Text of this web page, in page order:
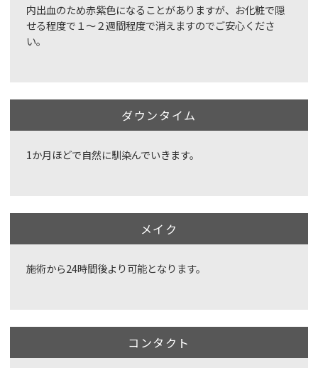
内出血のため赤紫色になることがありますが、お化粧で隠
せる程度で１〜２週間程度で消えますのでご安心くださ
い。
ダウンタイム
1か月ほどで自然に馴染んでいきます。
メイク
施術から24時間後より可能となります。
コンタクト